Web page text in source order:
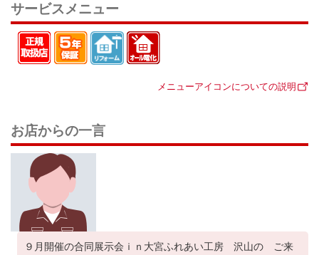
サービスメニュー
メニューアイコンについての説明
お店からの一言
９月開催の合同展示会ｉｎ大宮ふれあい工房 沢山の ご来